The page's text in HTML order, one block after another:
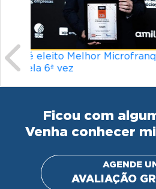
Línguas mais difíceis do
torna um idioma
Ficou com
Venha conhecer
AGENDE
AVALIAÇÃO